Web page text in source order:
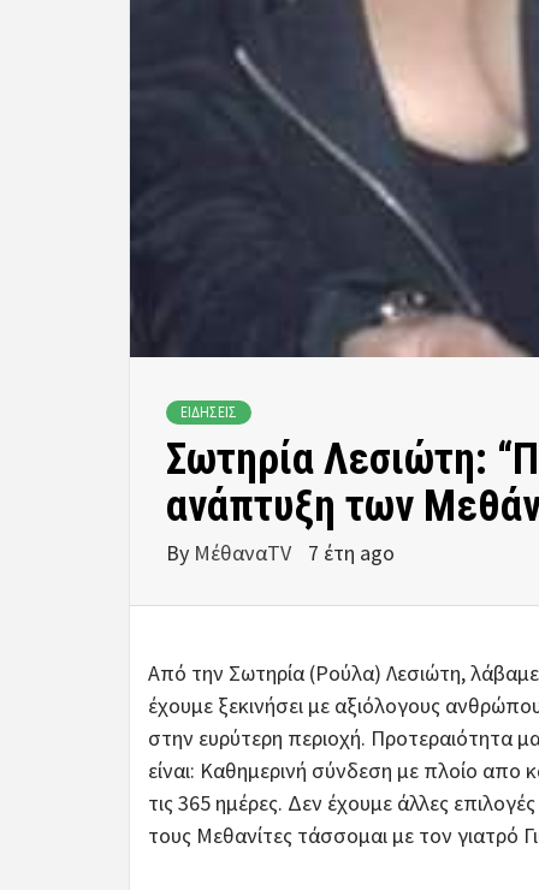
ΕΙΔΗΣΕΙΣ
Σωτηρία Λεσιώτη:
ανάπτυξη των
By ΜέθαναTV 7 έτη ago
Από την Σωτηρία (Ρούλα) Λεσιώτη,
έχουμε ξεκινήσει με αξιόλογους
στην ευρύτερη περιοχή. Προτεραιότητα
είναι: Καθημερινή σύνδεση με πλοίο απο
τις 365 ημέρες. Δεν έχουμε άλλες
τους Μεθανίτες τάσσομαι με τον γιατρό